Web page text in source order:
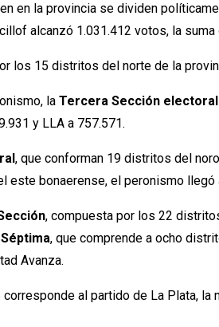
en la provincia se dividen
alcanzó 1.031.412 votos, la
los 15 distritos del norte de la
la Tercera Sección electoral
y LLA a 757.571.
, que conforman 19 distritos del
este bonaerense, el peronismo
, compuesta por los 22
Séptima, que comprende a ocho
Avanza.
corresponde al partido de La Plata,